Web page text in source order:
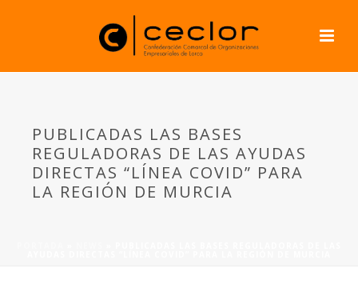
PUBLICADAS LAS BASES
REGULADORAS DE LAS AYUDAS
DIRECTAS “LÍNEA COVID” PARA
LA REGIÓN DE MURCIA